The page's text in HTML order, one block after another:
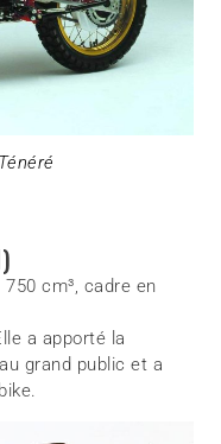
cm³, cadre en
a apporté la
grand public et a